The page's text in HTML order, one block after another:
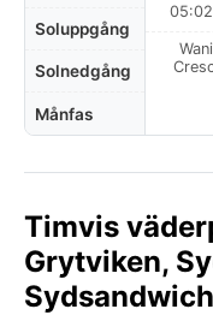
Soluppgång
Solnedgång
Månfas
Timvis
Grytviken,